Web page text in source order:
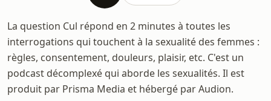
La question Cul répond en 2 minutes à toutes les
interrogations qui touchent à la sexualité des femmes :
règles, consentement, douleurs, plaisir, etc. C'est un
podcast décomplexé qui aborde les sexualités. Il est
produit par Prisma Media et hébergé par Audion.